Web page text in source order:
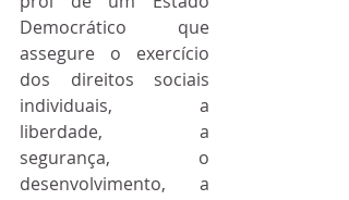
Democrático que
assegure o exercício
dos direitos sociais
individuais, a
liberdade, a
segurança, o
desenvolvimento, a